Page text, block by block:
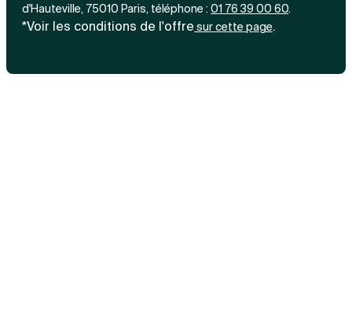
d'Hauteville, 75010 Paris, téléphone : 01 76 39 00 60.
*Voir les conditions de l'offresur cette page.